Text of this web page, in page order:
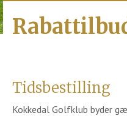
Tidsbestilling
Kokkedal Golfklub byder